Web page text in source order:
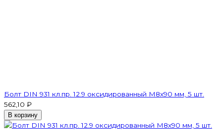
Болт DIN 931 кл.пр. 12.9 оксидированный M8х90 мм, 5 шт.
562,10 ₽
В корзину